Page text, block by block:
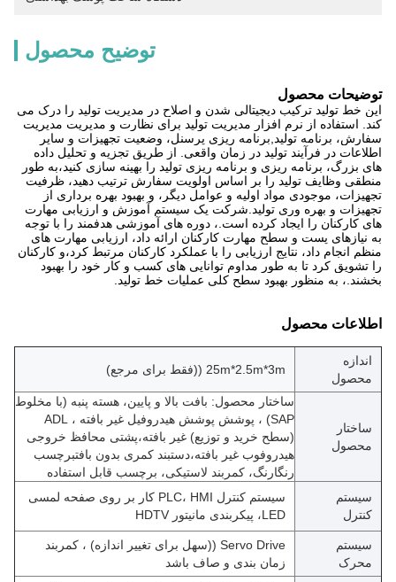
توضیح محصول
توضیحات محصول
این خط تولید ترکیب دیجیتالی شدن و اصلاح در مدیریت تولید را درک می
کند. استفاده از نرم افزار مدیریت تولید برای نظارت و مدیریت مدیریت
سفارش، برنامه تولید,برنامه ریزی پرسنل، وضعیت تجهیزات و سایر
اطلاعات در فرآیند تولید در زمان واقعی. از طریق تجزیه و تحلیل داده
های بزرگ، برنامه ریزی و برنامه ریزی تولید را بهینه سازی کنید،به طور
منطقی وظایف تولید را بر اساس اولویت سفارش ترتیب دهید، ظرفیت
تجهیزات، موجودی مواد اولیه و عوامل دیگر، و بهبود بهره برداری از
تجهیزات و بهره وری تولید.شرکت یک سیستم آموزش و ارزیابی مهارت
های کارکنان را ایجاد کرده است.، دوره های آموزشی هدفمند را با توجه
به نیازهای پست و سطح مهارت کارکنان ارائه داد، ارزیابی مهارت های
منظم انجام داد، نتایج ارزیابی را با عملکرد کارکنان مرتبط کرد،و کارکنان
را تشویق کرد تا به طور مداوم توانایی های کسب و کار خود را بهبود
بخشند.، به منظور بهبود سطح کلی عملیات خط تولید.
اطلاعات محصول
اندازه
محصول
25m*2.5m*3m ((فقط برای مرجع)
ساختار
محصول
ساختار محصول: بافت بالا و پایین، هسته پنبه (با مخلوط
SAP) ، پوشش پوشش هیدروفیل غیر بافته ، ADL
(سطح خرید و توزیع) غیر بافته،پشتی محافظ خروجی
هیدروفوب غیر بافته،دستبند کمری بدون بافتبرچسب
رنگارنگ، کمربند لاستیکی، برچسب قابل استفاده
سیستم
کنترل
سیستم کنترل PLC، HMI کار بر روی صفحه لمسی
LED، پیکربندی مانیتور HDTV
سیستم
محرک
Servo Drive ((سهل برای تغییر اندازه) ، کمربند
زمان بندی و صاف باشد